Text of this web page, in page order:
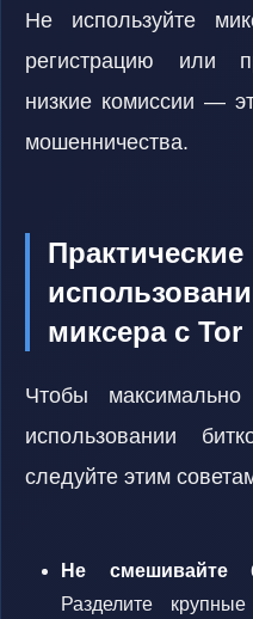
Не используйте
регистрацию или
низкие комиссии —
мошенничества.
миксера с Tor
Чтобы
использовании
следуйте этим
Не смешивайте
Разделите